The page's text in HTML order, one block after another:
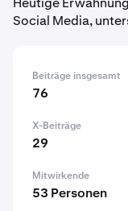
Social Media,
Beiträge insgesamt
76
X-Beiträge
29
Mitwirkende
53 Personen